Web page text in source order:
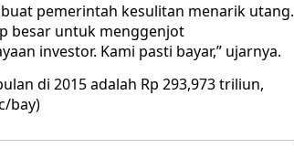
pemerintah kesulitan menarik utang.
besar untuk menggenjot
investor. Kami pasti bayar,” ujarnya.
di 2015 adalah Rp 293,973 triliun,
bay)